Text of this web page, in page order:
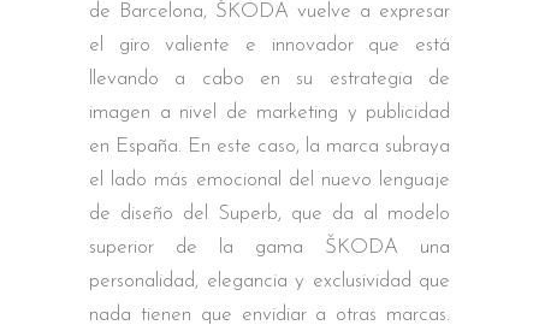
de Barcelona, ŠKODA vuelve a expresar
el giro valiente e innovador que está
llevando a cabo en su estrategia de
imagen a nivel de marketing y publicidad
en España. En este caso, la marca subraya
el lado más emocional del nuevo lenguaje
de diseño del Superb, que da al modelo
superior de la gama ŠKODA una
personalidad, elegancia y exclusividad que
nada tienen que envidiar a otras marcas.